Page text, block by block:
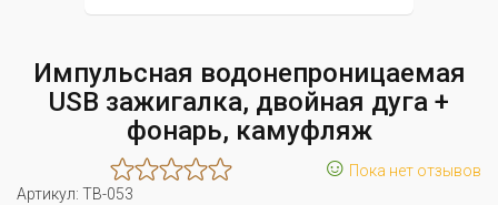
Импульсная водонепроницаемая
USB зажигалка, двойная дуга +
фонарь, камуфляж
☺ Пока нет отзывов
Артикул: TB-053